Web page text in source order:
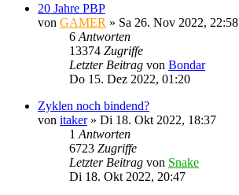
20 Jahre PBP
von GAMER » Sa 26. Nov 2022, 22:58
6 Antworten
13374 Zugriffe
Letzter Beitrag von Bondar
Do 15. Dez 2022, 01:20
Zyklen noch bindend?
von itaker» Di 18. Okt 2022, 18:37
1 Antworten
6723 Zugriffe
Letzter Beitrag von Snake
Di 18. Okt 2022, 20:47